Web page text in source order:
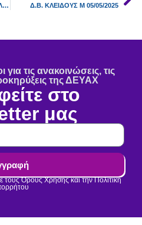
Δ.Β. ΚΑΡΔΑΜΥΛΑ ΜΑΡΜΑΡΟ ΠΛΑΤΕΙΑ Μ 24/04/2025 Δ.Β. ΚΛΕΙΔΟΥΣ Μ 05/05/2025
τις ανακοινώσεις, τις
της ΔΕΥΑΧ
στο
μας
τους Όρους Χρήσης και την Πολιτική